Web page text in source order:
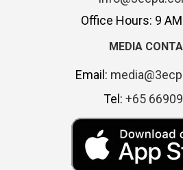
Office Hours: 9
MEDIA
Email:
Tel: +65